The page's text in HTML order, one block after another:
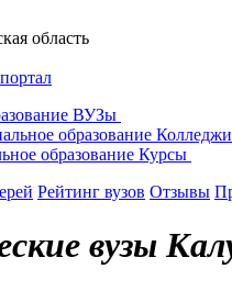
область
ВУЗы
образование Колледжи
образование Курсы
Рейтинг вузов Отзывы
вузы